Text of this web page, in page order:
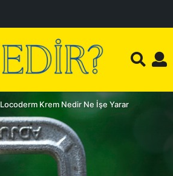
Locoderm Krem Nedir Ne İşe Yarar